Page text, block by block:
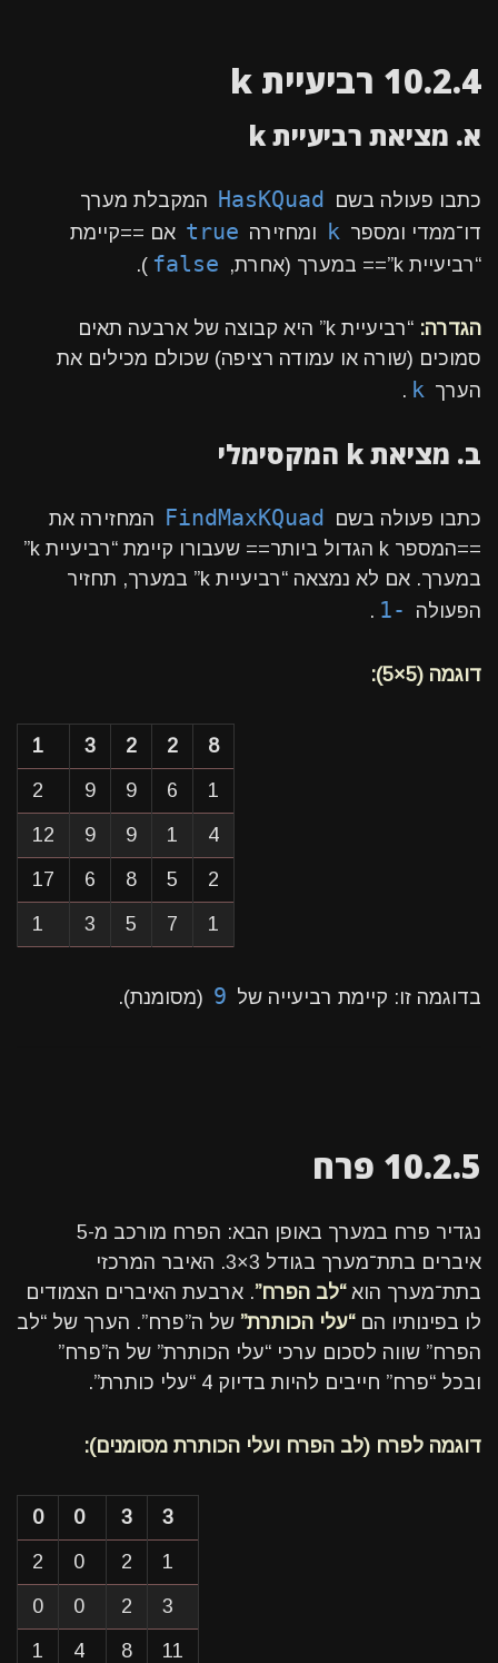
10.2.4 רביעיית k
א. מציאת רביעיית k
כתבו פעולה בשם HasKQuad
המקבלת מערך
דו־ממדי ומספר k ומחזירה true אם ==קיימת
“רביעיית k”== במערך (אחרת,
false
).
הגדרה:
“רביעיית k” היא קבוצה של ארבעה תאים
סמוכים (שורה או עמודה רציפה) שכולם מכילים את
הערך k
.
ב. מציאת k המקסימלי
כתבו פעולה בשם FindMaxKQuad
המחזירה את
==המספר k הגדול ביותר== שעבורו קיימת “רביעיית k”
במערך. אם לא נמצאה “רביעיית k” במערך, תחזיר
הפעולה
1-
.
דוגמה (5×5):
1 3 2 2
8
2
9 9 6
1
12
9 9 1
4
17
6 8 5
2
1
3 5 7 1
בדוגמה זו: קיימת רביעייה של 9 (מסומנת).
10.2.5 פרח
נגדיר פרח במערך באופן הבא: הפרח מורכב מ-5
איברים בתת־מערך בגודל 3×3. האיבר המרכזי
בתת־מערך הוא“לב הפרח”. ארבעת האיברים הצמודים
לו בפינותיו הם“עלי הכותרת” של ה”פרח”. הערך של “לב
הפרח” שווה לסכום ערכי “עלי הכותרת” של ה”פרח”
ובכל “פרח” חייבים להיות בדיוק 4 “עלי כותרת”.
דוגמה לפרח (לב הפרח ועלי הכותרת מסומנים):
0 0 3
3
2
0 2
1
0
0 2
3
1
4 8
11